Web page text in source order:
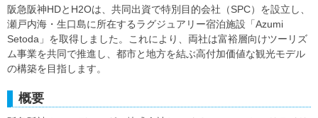
阪急阪神HDとH2Oは、共同出資で特別目的会社（SPC）を設立し、
瀬戸内海・生口島に所在するラグジュアリー宿泊施設「Azumi
Setoda」を取得しました。これにより、両社は富裕層向けツーリズ
ム事業を共同で推進し、都市と地方を結ぶ高付加価値な観光モデル
の構築を目指します。
概要